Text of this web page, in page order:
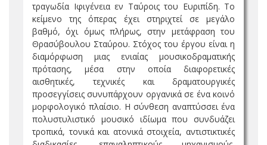
τραγωδία Ιφιγένεια εν Ταύροις του Ευριπίδη. Το
κείμενο της όπερας έχει στηριχτεί σε μεγάλο
βαθμό, όχι όμως πλήρως, στην μετάφραση του
Θρασύβουλου Σταύρου. Στόχος του έργου είναι η
διαμόρφωση μιας ενιαίας μουσικοδραματικής
πρότασης, μέσα στην οποία διαφορετικές
αισθητικές, τεχνικές και δραματουργικές
προσεγγίσεις συνυπάρχουν οργανικά σε ένα κοινό
μορφολογικό πλαίσιο. Η σύνθεση αναπτύσσει ένα
πολυστυλιστικό μουσικό ιδίωμα που συνδυάζει
τροπικά, τονικά και ατονικά στοιχεία, αντιστικτικές